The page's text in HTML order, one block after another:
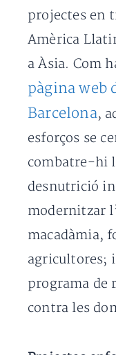
projectes en
Amèrica
a Àsia. Com
pàgina web
Barcelona,
esforços se
combatre-hi
desnutrició
modernitzar
macadàmia,
agricultores;
programa de
contra les